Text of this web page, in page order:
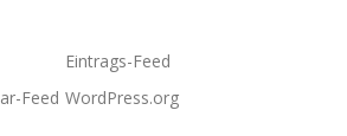
Eintrags-Feed
Feed WordPress.org